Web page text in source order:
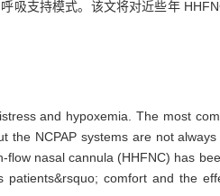
吸支持模式。该文将对近些年
and hypoxemia. The most
the NCPAP systems are not
nasal cannula (HHFNC) has
comfort and the